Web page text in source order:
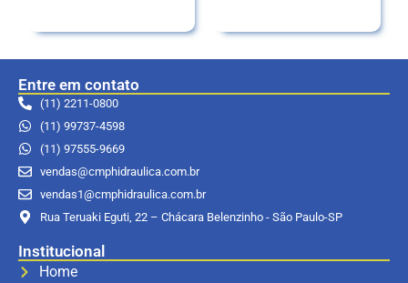
Entre em contato
(11) 2211-0800
(11) 99737-4598
(11) 97555-9669
vendas@cmphidraulica.com.br
vendas1@cmphidraulica.com.br
Rua Teruaki Eguti, 22 – Chácara Belenzinho - São Paulo-SP
Institucional
Home